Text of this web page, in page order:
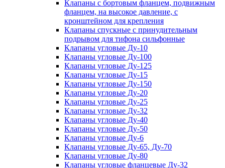
Клапаны с бортовым фланцем, подвижным
фланцем, на высокое давление, с
кронштейном для крепления
Клапаны спускные с принудительным
подрывом для тифона сильфонные
Клапаны угловые Ду-10
Клапаны угловые Ду-100
Клапаны угловые Ду-125
Клапаны угловые Ду-15
Клапаны угловые Ду-150
Клапаны угловые Ду-20
Клапаны угловые Ду-25
Клапаны угловые Ду-32
Клапаны угловые Ду-40
Клапаны угловые Ду-50
Клапаны угловые Ду-6
Клапаны угловые Ду-65, Ду-70
Клапаны угловые Ду-80
Клапаны угловые фланцевые Ду-32